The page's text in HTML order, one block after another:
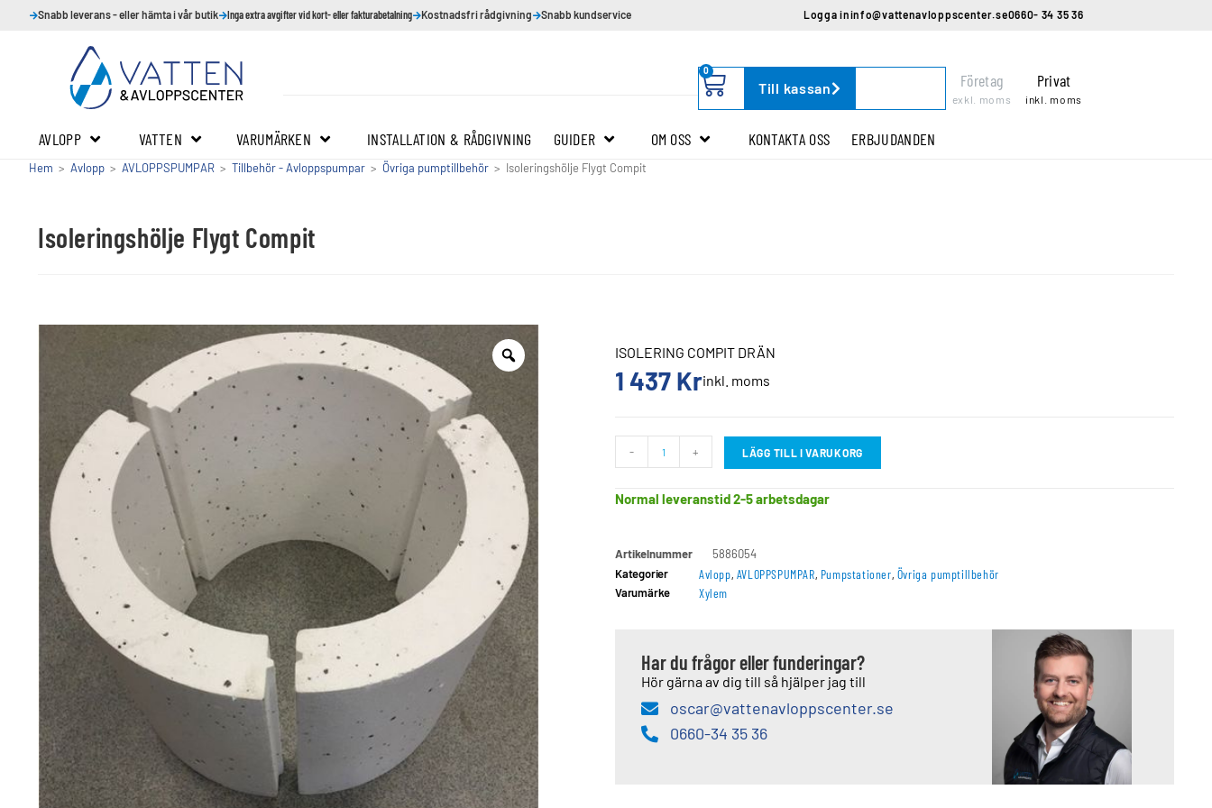
Snabb leverans - eller hämta i vår butik Inga extra avgifter vid kort- eller fakturabetalning Kostnadsfri rådgivning Snabb kundservice Logga ininfo@vattenavloppscenter.se0660- 34 35 36
0
Till kassan Företag
exkl. moms
Privat
inkl. moms
AVLOPP VATTEN VARUMÄRKEN INSTALLATION & RÅDGIVNING GUIDER OM OSS KONTAKTA OSS ERBJUDANDEN
Hem > Avlopp > AVLOPPSPUMPAR > Tillbehör - Avloppspumpar > Övriga pumptillbehör > Isoleringshölje Flygt Compit
Isoleringshölje Flygt Compit
ISOLERING COMPIT DRÄN
1 437 Krinkl. moms
- + LÄGG TILL I VARUKORG
Normal leveranstid 2-5 arbetsdagar
Artikelnummer
5886054
Kategorier
Avlopp, AVLOPPSPUMPAR, Pumpstationer, Övriga pumptillbehör
Varumärke Xylem
Har du frågor eller funderingar?
Hör gärna av dig till så hjälper jag till
oscar@vattenavloppscenter.se
0660-34 35 36